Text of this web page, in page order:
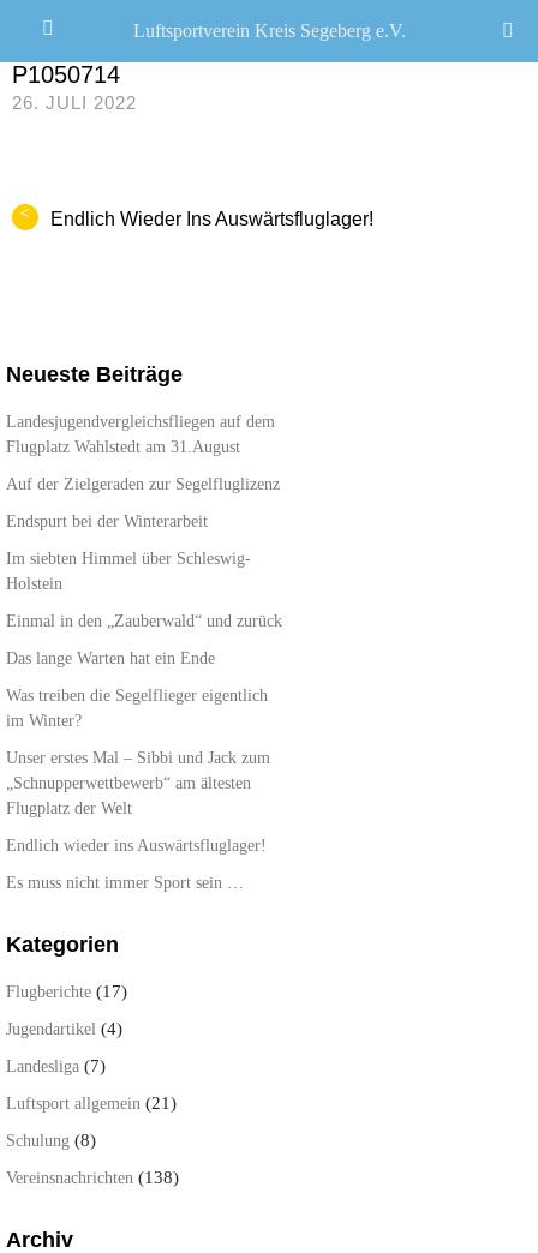
P1050714
26. JULI 2022
< Endlich Wieder Ins Auswärtsfluglager!
Neueste Beiträge
Landesjugendvergleichsfliegen auf dem
Flugplatz Wahlstedt am 31.August
Auf der Zielgeraden zur Segelfluglizenz
Endspurt bei der Winterarbeit
Im siebten Himmel über Schleswig-
Holstein
Einmal in den „Zauberwald“ und zurück
Das lange Warten hat ein Ende
Was treiben die Segelflieger eigentlich
im Winter?
Unser erstes Mal – Sibbi und Jack zum
„Schnupperwettbewerb“ am ältesten
Flugplatz der Welt
Endlich wieder ins Auswärtsfluglager!
Es muss nicht immer Sport sein …
Kategorien
Flugberichte (17)
Jugendartikel (4)
Landesliga (7)
Luftsport allgemein (21)
Schulung (8)
Vereinsnachrichten (138)
Archiv
Luftsportverein Kreis Segeberg e.V.